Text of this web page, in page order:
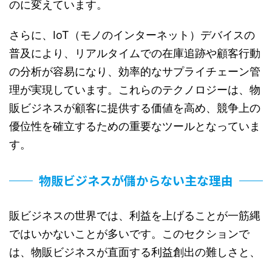
のに変えています。
さらに、IoT（モノのインターネット）デバイスの
普及により、リアルタイムでの在庫追跡や顧客行動
の分析が容易になり、効率的なサプライチェーン管
理が実現しています。これらのテクノロジーは、物
販ビジネスが顧客に提供する価値を高め、競争上の
優位性を確立するための重要なツールとなっていま
す。
物販ビジネスが儲からない主な理由
販ビジネスの世界では、利益を上げることが一筋縄
ではいかないことが多いです。このセクションで
は、物販ビジネスが直面する利益創出の難しさと、